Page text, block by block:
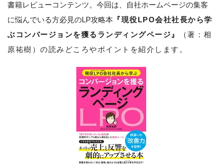
書籍レビューコンテンツ。今回は、自社ホームページの集客
に悩んでいる方必見のLP攻略本 『現役LPO会社社長から学
ぶコンバージョンを獲るランディングページ』
（著：相
原祐樹）の読みどころやポイントを紹介します。